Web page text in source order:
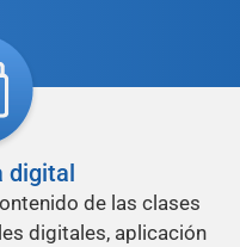
digital
de las clases
digitales, aplicación